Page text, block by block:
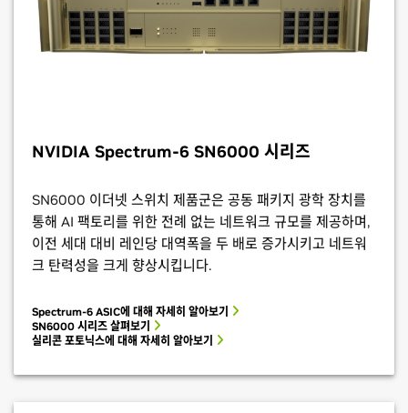
NVIDIA Spectrum-6 SN6000 시리즈
SN6000 이더넷 스위치 제품군은 공동 패키지 광학 장치를
통해 AI 팩토리를 위한 전례 없는 네트워크 규모를 제공하며,
이전 세대 대비 레인당 대역폭을 두 배로 증가시키고 네트워
크 탄력성을 크게 향상시킵니다.
Spectrum-6 ASIC에 대해 자세히 알아보기
SN6000 시리즈 살펴보기
실리콘 포토닉스에 대해 자세히 알아보기